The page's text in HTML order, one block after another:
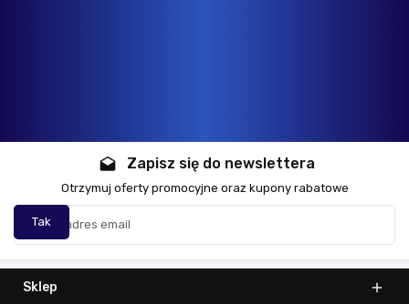
drafts Zapisz się do newslettera
Otrzymuj oferty promocyjne oraz kupony rabatowe
Sklep 